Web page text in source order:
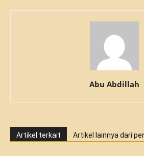
Abu Abdillah
Artikel terkait Artikel lainnya dari